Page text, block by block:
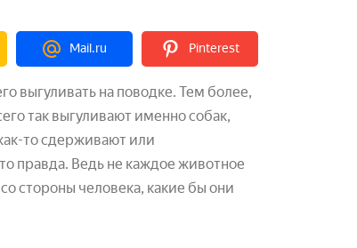
Mail.ru Pinterest
выгуливать на поводке. Тем более,
так выгуливают именно собак,
то сдерживают или
правда. Ведь не каждое животное
стороны человека, какие бы они